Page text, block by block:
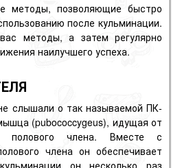
методы, позволяющие быстро
после кульминации.
методы, а затем регулярно
наилучшего успеха.
слышали о так называемой ПК-
(pubococcygeus), идущая от
полового члена. Вместе с
члена он обеспечивает